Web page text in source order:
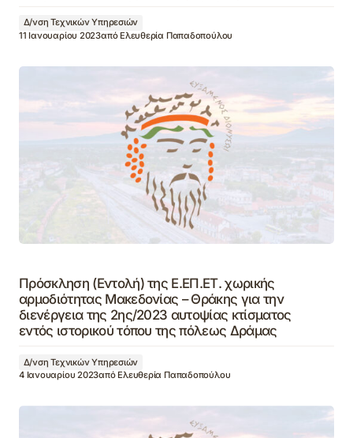
Δ/νση Τεχνικών Υπηρεσιών
11 Ιανουαρίου 2023από Ελευθερία Παπαδοπούλου
Πρόσκληση (Εντολή) της Ε.ΕΠ.ΕΤ. χωρικής
αρμοδιότητας Μακεδονίας – Θράκης για την
διενέργεια της 2ης/2023 αυτοψίας κτίσματος
εντός ιστορικού τόπου της πόλεως Δράμας
Δ/νση Τεχνικών Υπηρεσιών
4 Ιανουαρίου 2023από Ελευθερία Παπαδοπούλου